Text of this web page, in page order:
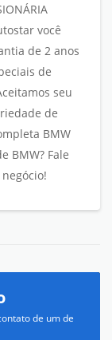
você
de 2 anos
de
seu
de
BMW
BMW? Fale
de um de